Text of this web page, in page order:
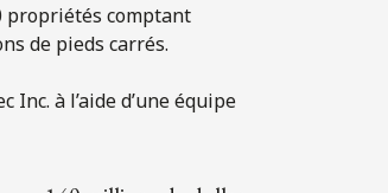
propriétés comptant
de pieds carrés.
Inc. à l’aide d’une équipe